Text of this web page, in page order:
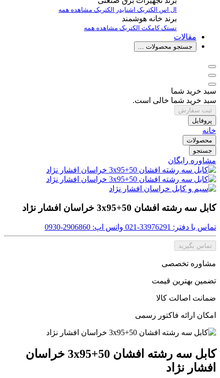
ال اس الکتریک اشنایدر الکتریک مشاهده همه
برند خانه هوشمند
نستککامکث الکتریک مشاهده همه
مقالات
جستجو محصولات ...
سبد خرید شما
سبد خرید شما خالی است.
ثبت سفارش
پروفایل
خانه
محصولات
جستجو
مشاوره رایگان
کابل سه رشته افشان 50+3x95 خراسان افشار نژاد
تماس با دفتر: 33976291-021 واتس اپ: 2906860-0930
تماس بگیرید
مشاوره تخصصی
تضمین بهترین قیمت
ضمانت اصالت کالا
امکان ارائه فاکتور رسمی
کابل سه رشته افشان 50+3x95 خراسان
افشار نژاد